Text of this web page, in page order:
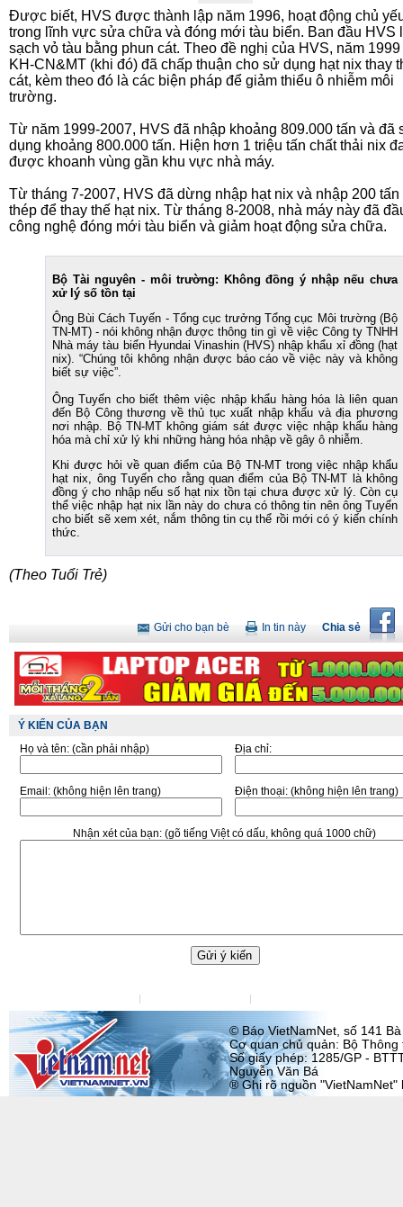
Được biết, HVS được thành lập năm 1996, hoạt động chủ
trong lĩnh vực sửa chữa và đóng mới tàu biển. Ban đầu HVS
sạch vỏ tàu bằng phun cát. Theo đề nghị của HVS, năm
KH-CN&MT (khi đó) đã chấp thuận cho sử dụng hạt nix thay
cát, kèm theo đó là các biện pháp để giảm thiểu ô nhiễm môi
trường.
Từ năm 1999-2007, HVS đã nhập khoảng 809.000 tấn và đã
dụng khoảng 800.000 tấn. Hiện hơn 1 triệu tấn chất thải nix
được khoanh vùng gần khu vực nhà máy.
Từ tháng 7-2007, HVS đã dừng nhập hạt nix và nhập 200 tấn
thép để thay thế hạt nix. Từ tháng 8-2008, nhà máy này đã
công nghệ đóng mới tàu biển và giảm hoạt động sửa chữa.
Bộ Tài nguyên - môi trường: Không đồng ý nhập nếu chưa
xử lý số tồn tại
Ông Bùi Cách Tuyến - Tổng cục trưởng Tổng cục Môi trường (Bộ
TN-MT) - nói không nhận được thông tin gì về việc Công ty TNHH
Nhà máy tàu biển Hyundai Vinashin (HVS) nhập khẩu xỉ đồng (hạt
nix). “Chúng tôi không nhận được báo cáo về việc này và không
biết sự việc”.
Ông Tuyến cho biết thêm việc nhập khẩu hàng hóa là liên quan
đến Bộ Công thương về thủ tục xuất nhập khẩu và địa phương
nơi nhập. Bộ TN-MT không giám sát được việc nhập khẩu hàng
hóa mà chỉ xử lý khi những hàng hóa nhập về gây ô nhiễm.
Khi được hỏi về quan điểm của Bộ TN-MT trong việc nhập khẩu
hạt nix, ông Tuyến cho rằng quan điểm của Bộ TN-MT là không
đồng ý cho nhập nếu số hạt nix tồn tại chưa được xử lý. Còn cụ
thể việc nhập hạt nix lần này do chưa có thông tin nên ông Tuyến
cho biết sẽ xem xét, nắm thông tin cụ thể rồi mới có ý kiến chính
thức.
(Theo Tuổi Trẻ)
Chia sẻ
In tin này
Gửi cho bạn bè
Ý KIẾN CỦA BẠN
Họ và tên: (cần phải nhập) Địa chỉ:
Email: (không hiện lên trang) Điện thoại: (không hiện lên trang)
Nhận xét của bạn:(gõ tiếng Việt có dấu, không quá 1000 chữ)
© Báo VietNamNet, số 141
Cơ quan chủ quản: Bộ Thông
Số giấy phép: 1285/GP -
Nguyễn Văn Bá
® Ghi rõ nguồn "VietNamNet"